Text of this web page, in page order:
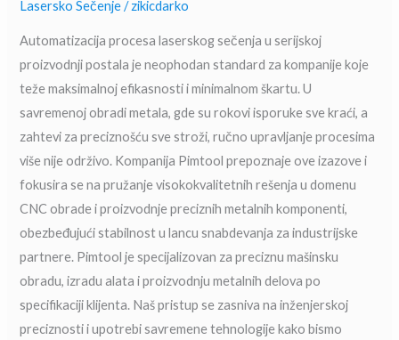
Lasersko Sečenje/zikicdarko
Automatizacija procesa laserskog sečenja u serijskoj
proizvodnji postala je neophodan standard za kompanije koje
teže maksimalnoj efikasnosti i minimalnom škartu. U
savremenoj obradi metala, gde su rokovi isporuke sve kraći, a
zahtevi za preciznošću sve stroži, ručno upravljanje procesima
više nije održivo. Kompanija Pimtool prepoznaje ove izazove i
fokusira se na pružanje visokokvalitetnih rešenja u domenu
CNC obrade i proizvodnje preciznih metalnih komponenti,
obezbeđujući stabilnost u lancu snabdevanja za industrijske
partnere. Pimtool je specijalizovan za preciznu mašinsku
obradu, izradu alata i proizvodnju metalnih delova po
specifikaciji klijenta. Naš pristup se zasniva na inženjerskoj
preciznosti i upotrebi savremene tehnologije kako bismo